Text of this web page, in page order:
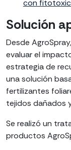
con
Solución
Desde
evaluar el
estrategia de
una solución
fertilizantes
tejidos dañados
Se realizó un
productos